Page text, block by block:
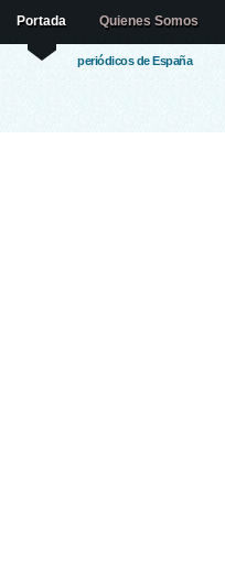
periódicos de España
Portada Quienes Somos